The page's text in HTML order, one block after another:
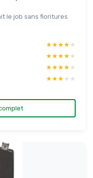
le job sans fioritures
★★★★★
★★★★★
★★★★★
★★★★★
★★★★★
★★★★★
★★★★★
★★★★★